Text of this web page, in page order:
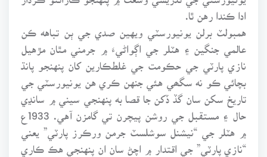
ادا ڪندا رهن ٿا.
همبولٽ برلن يونيورسٽي ويهين صدي جي ٻن تباهه ڪن
عالمي جنگين ۽ هٽلر جي اڳواڻيءَ ۾ جرمني مٿان مڙهيل
نازي پارٽي جي حڪومت جي غلطڪارين کان پنهنجو پانڌ
بچائي ڪو نه سگھي هئي جنهن ڪري هن يونيورسٽي جي
تاريخ سکن سان گڏ ڏکن جا قصا به پنهنجي سيني ۾ سانڍي
۾ هٽلر جي “نيشنل سوشلسٽ جرمن ورڪرز پارٽي” يعني
“نازي پارٽي” جي اقتدار ۾ اچڻ سان ان پنهنجي هڪ ڪاري